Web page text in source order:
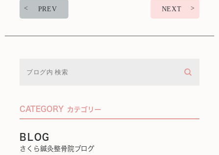
PREV NEXT
CATEGORY カテゴリー
BLOG
さくら鍼灸整骨院ブログ